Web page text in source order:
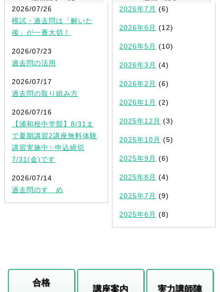
2026/07/26
模試・過去問は「解いた
後」が一番大切！
2026/07/23
過去問の活用
2026/07/17
過去問の取り組み方
2026/07/16
【浦和校中学部】8/31ま
で夏期講習2講座無料体験
講習実施中✨申込締切
7/31(金)です
2026/07/14
過去問のすゝめ
2026年7月 (6)
2026年6月 (12)
2026年5月 (10)
2026年3月 (4)
2026年2月 (6)
2026年1月 (2)
2025年12月 (3)
2025年10月 (5)
2025年9月 (6)
2025年8月 (4)
2025年7月 (9)
2025年6月 (8)
合格
講座案内 実力講師陣